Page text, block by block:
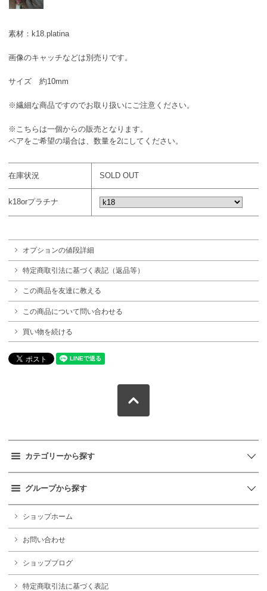
素材：k18.platina
画像のキャッチなどは別売りです。
サイズ 約10mm
※繊細な商品ですのでお取り扱いにご注意ください。
※こちらは一個からの販売となります。
ペアをご希望の場合は、数量を2にしてください。
在庫状況 SOLD OUT
k18orプラチナ
オプションの値段詳細
特定商取引法に基づく表記（返品等）
この商品を友達に教える
この商品について問い合わせる
買い物を続ける
カテゴリーから探す
グループから探す
ショップホーム
お問い合わせ
ショップブログ
特定商取引法に基づく表記